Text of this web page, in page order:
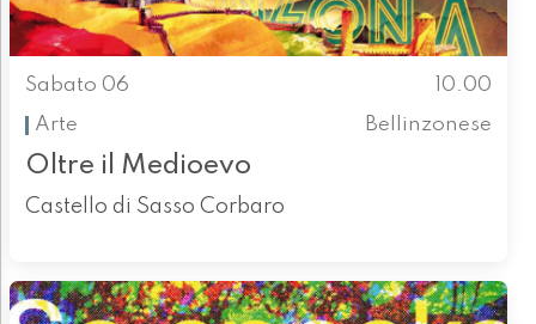
Sabato 06
10.00
Arte
Bellinzonese
Oltre il Medioevo
Castello di Sasso Corbaro